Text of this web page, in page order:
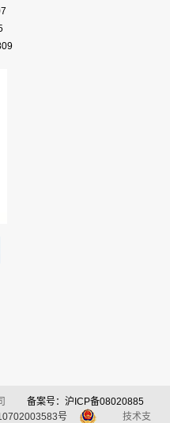
备案号：沪ICP备08020885
号 技术支